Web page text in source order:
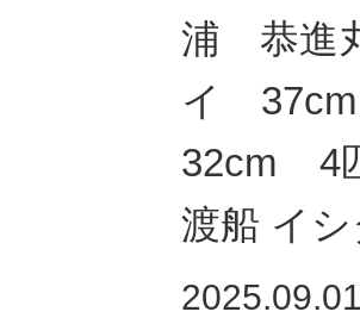
浦 恭進
イ
32cm 4
渡船 イ